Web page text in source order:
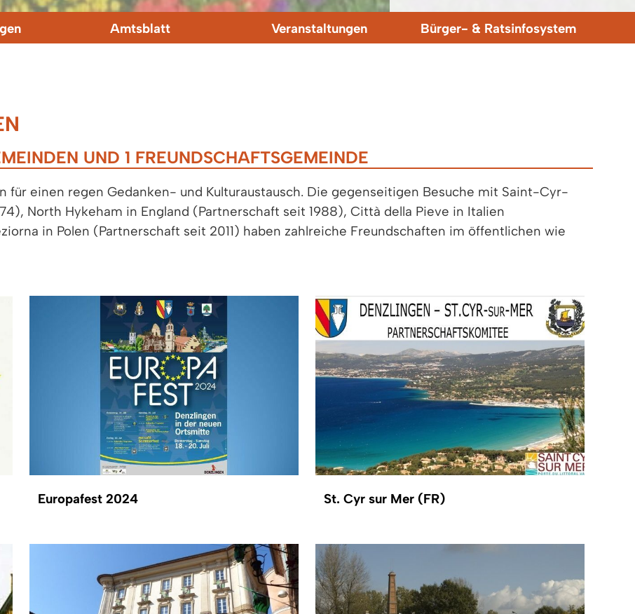
Amtsblatt Veranstaltungen Bürger- & Ratsinfosystem
UND 1 FREUNDSCHAFTSGEMEINDE
für einen regen Gedanken- und Kulturaustausch. Die gegenseitigen Besuche mit Saint-Cyr-
North Hykeham in England (Partnerschaft seit 1988), Città della Pieve in Italien
in Polen (Partnerschaft seit 2011) haben zahlreiche Freundschaften im öffentlichen wie
Europafest 2024 St. Cyr sur Mer (FR)